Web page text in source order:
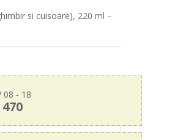
si cuisoare), 220 ml –
08 - 18